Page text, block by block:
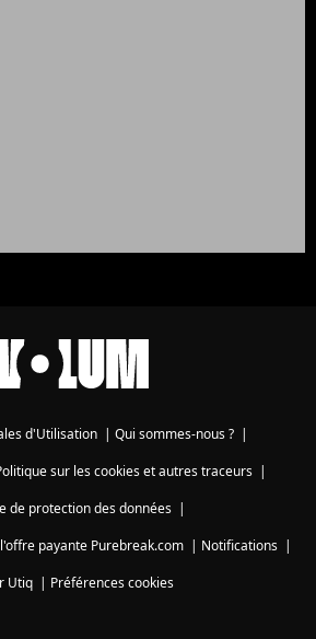
d'Utilisation | Qui sommes-nous ? |
sur les cookies et autres traceurs|
de protection des données|
payante Purebreak.com | Notifications |
Utiq | Préférences cookies